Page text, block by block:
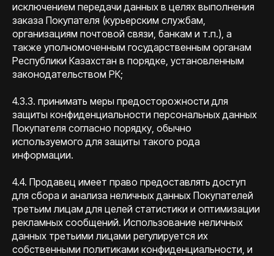
исключением передачи данных в целях выполнения
заказа Покупателя (курьерским службам,
организациям почтовой связи, банкам и т.п.), а
также уполномоченным государственным органам
Республики Казахстан в порядке, установленным
законодательством РК;
4.3.3. принимать меры предосторожности для
защиты конфиденциальности персональных данных
Покупателя согласно порядку, обычно
используемого для защиты такого рода
информации.
4.4. Продавец имеет право предоставлять доступ
для сбора и анализа неличных данных Покупателей
третьим лицам для целей статистики и оптимизации
рекламных сообщений. Использование неличных
данных третьими лицами регулируется их
собственными политиками конфиденциальности, и